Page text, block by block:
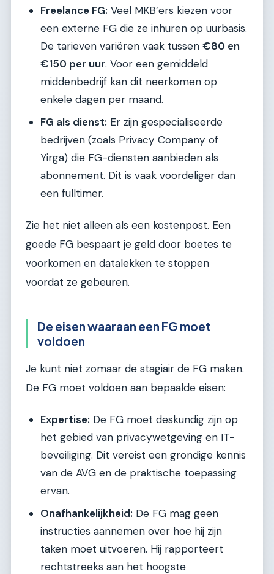
Freelance FG: Veel MKB’ers kiezen voor
een externe FG die ze inhuren op uurbasis.
De tarieven variëren vaak tussen €80 en
€150 per uur. Voor een gemiddeld
middenbedrijf kan dit neerkomen op
enkele dagen per maand.
FG als dienst: Er zijn gespecialiseerde
bedrijven (zoals Privacy Company of
Yirga) die FG-diensten aanbieden als
abonnement. Dit is vaak voordeliger dan
een fulltimer.
Zie het niet alleen als een kostenpost. Een
goede FG bespaart je geld door boetes te
voorkomen en datalekken te stoppen
voordat ze gebeuren.
De eisen waaraan een FG moet
voldoen
Je kunt niet zomaar de stagiair de FG maken.
De FG moet voldoen aan bepaalde eisen:
Expertise: De FG moet deskundig zijn op
het gebied van privacywetgeving en IT-
beveiliging. Dit vereist een grondige kennis
van de AVG en de praktische toepassing
ervan.
Onafhankelijkheid: De FG mag geen
instructies aannemen over hoe hij zijn
taken moet uitvoeren. Hij rapporteert
rechtstreeks aan het hoogste